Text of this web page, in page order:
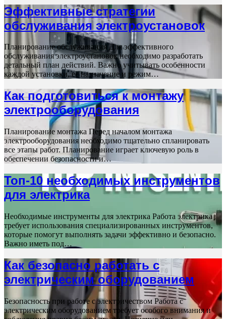
Эффективные стратегии
обслуживания электроустановок
Планирование обслуживания Для эффективного
обслуживания электроустановок необходимо разработать
детальный план действий. Важно учитывать особенности
каждой установки, ее назначение и режим…
Как подготовиться к монтажу
электрооборудования
Планирование монтажа Перед началом монтажа
электрооборудования необходимо тщательно спланировать
все этапы работ. Планирование играет ключевую роль в
обеспечении безопасности и…
Топ-10 необходимых инструментов
для электрика
Необходимые инструменты для электрика Работа электрика
требует использования специализированных инструментов,
которые помогут выполнять задачи эффективно и безопасно.
Важно иметь под…
Как безопасно работать с
электрическим оборудованием
Безопасность при работе с электричеством Работа с
электрическим оборудованием требует особого внимания и